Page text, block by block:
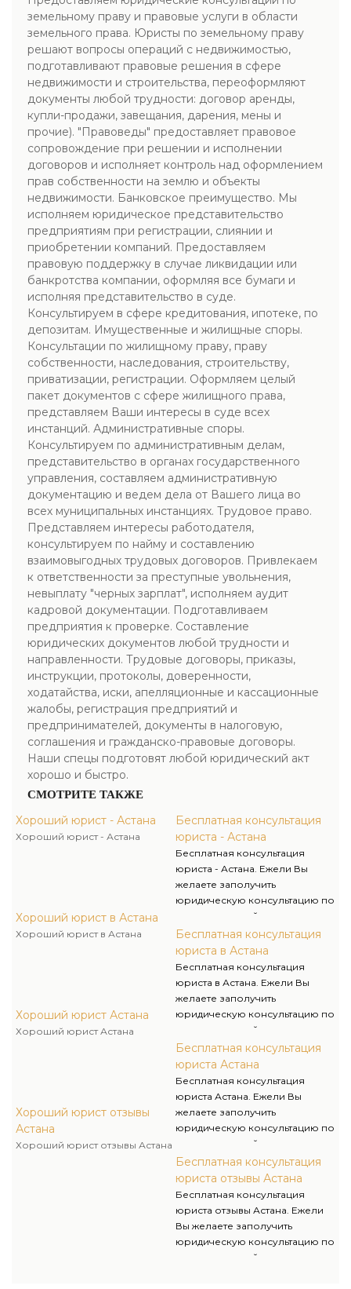
земельному праву и правовые услуги в области
земельного права. Юристы по земельному праву
решают вопросы операций с недвижимостью,
подготавливают правовые решения в сфере
недвижимости и строительства, переоформляют
документы любой трудности: договор аренды,
купли-продажи, завещания, дарения, мены и
прочие). "Правоведы" предоставляет правовое
сопровождение при решении и исполнении
договоров и исполняет контроль над оформлением
прав собственности на землю и объекты
недвижимости. Банковское преимущество. Мы
исполняем юридическое представительство
предприятиям при регистрации, слиянии и
приобретении компаний. Предоставляем
правовую поддержку в случае ликвидации или
банкротства компании, оформляя все бумаги и
исполняя представительство в суде.
Консультируем в сфере кредитования, ипотеке, по
депозитам. Имущественные и жилищные споры.
Консультации по жилищному праву, праву
собственности, наследования, строительству,
приватизации, регистрации. Оформляем целый
пакет документов с сфере жилищного права,
представляем Ваши интересы в суде всех
инстанций. Административные споры.
Консультируем по административным делам,
представительство в органах государственного
управления, составляем административную
документацию и ведем дела от Вашего лица во
всех муниципальных инстанциях. Трудовое право.
Представляем интересы работодателя,
консультируем по найму и составлению
взаимовыгодных трудовых договоров. Привлекаем
к ответственности за преступные увольнения,
невыплату "черных зарплат", исполняем аудит
кадровой документации. Подготавливаем
предприятия к проверке. Составление
юридических документов любой трудности и
направленности. Трудовые договоры, приказы,
инструкции, протоколы, доверенности,
ходатайства, иски, апелляционные и кассационные
жалобы, регистрация предприятий и
предпринимателей, документы в налоговую,
соглашения и гражданско-правовые договоры.
Наши спецы подготовят любой юридический акт
хорошо и быстро.
СМОТРИТЕ ТАКЖЕ
Хороший юрист - Астана
Хороший юрист - Астана
Хороший юрист в Астана
Хороший юрист в Астана
Хороший юрист Астана
Хороший юрист Астана
Хороший юрист отзывы
Астана
Хороший юрист отзывы Астана
Бесплатная консультация
юриста - Астана
Бесплатная консультация
юриста - Астана. Ежели Вы
желаете заполучить
юридическую консультацию по
легкодоступной стоимости, от
профессионалов своего дела,
то Вам необходимо только
обратится в нашу
юридическую компанию, где
наши юристы отыщут ответы на
самые запутанные правовые
Бесплатная консультация
юриста в Астана
Бесплатная консультация
юриста в Астана. Ежели Вы
желаете заполучить
юридическую консультацию по
легкодоступной стоимости, от
профессионалов своего дела,
то Вам необходимо только
обратится в нашу
юридическую компанию, где
наши юристы отыщут ответы на
самые запутанные правовые
Бесплатная консультация
юриста Астана
Бесплатная консультация
юриста Астана. Ежели Вы
желаете заполучить
юридическую консультацию по
легкодоступной стоимости, от
профессионалов своего дела,
то Вам необходимо только
обратится в нашу
юридическую компанию, где
наши юристы отыщут ответы на
самые запутанные правовые
Бесплатная консультация
юриста отзывы Астана
Бесплатная консультация
юриста отзывы Астана. Ежели
Вы желаете заполучить
юридическую консультацию по
легкодоступной стоимости, от